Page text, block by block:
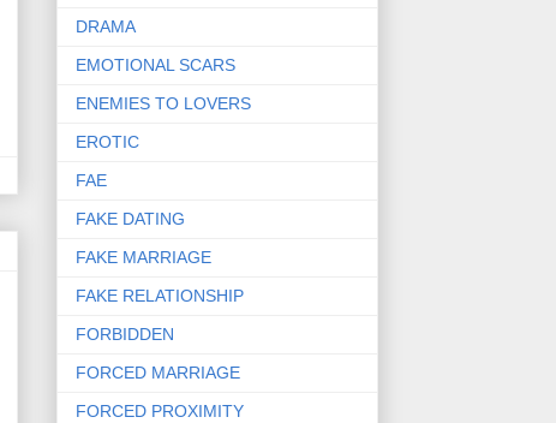
DRAMA
EMOTIONAL SCARS
ENEMIES TO LOVERS
EROTIC
FAE
FAKE DATING
FAKE MARRIAGE
FAKE RELATIONSHIP
FORBIDDEN
FORCED MARRIAGE
FORCED PROXIMITY